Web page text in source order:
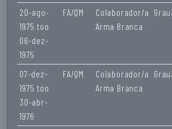
20-ago-
1975 too
06-dez-
1975
FA/QM
Colaborador/a
Arma Branca
07-dez-
1975 too
30-abr-
1976
FA/QM
Colaborador/a
Arma Branca